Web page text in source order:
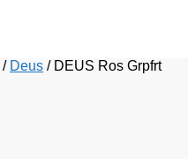
/ Deus / DEUS Ros Grpfrt